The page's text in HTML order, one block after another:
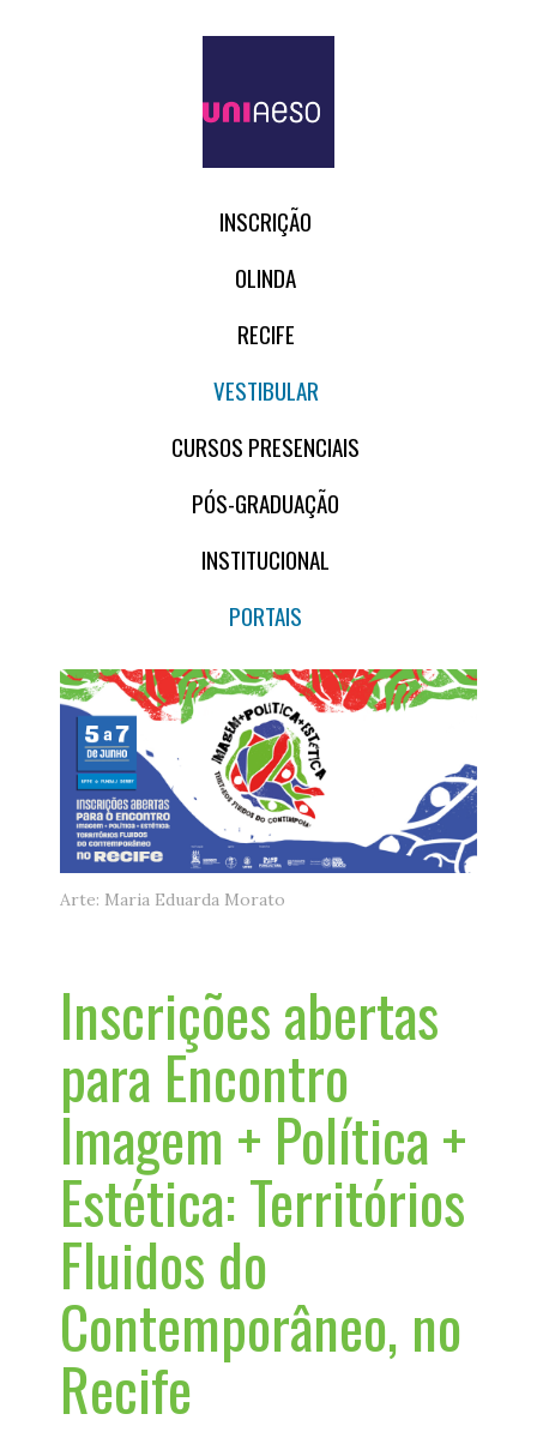
INSCRIÇÃO
OLINDA
RECIFE
VESTIBULAR
CURSOS PRESENCIAIS
PÓS-GRADUAÇÃO
INSTITUCIONAL
PORTAIS
Arte: Maria Eduarda Morato
Inscrições abertas
para Encontro
Imagem + Política +
Estética: Territórios
Fluidos do
Contemporâneo, no
Recife